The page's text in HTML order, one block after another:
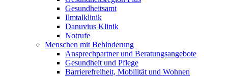
Gesundheitsamt
Ilmtalklinik
Danuvius Klinik
Notrufe
Menschen mit Behinderung
Ansprechpartner und Beratungsangebote
Gesundheit und Pflege
Barrierefreiheit, Mobilität und Wohnen